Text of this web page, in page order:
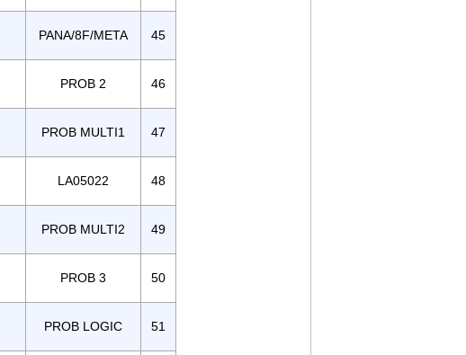
PANA/8F/META 45
PROB 2 46
PROB MULTI1 47
LA05022 48
PROB MULTI2 49
PROB 3 50
PROB LOGIC 51